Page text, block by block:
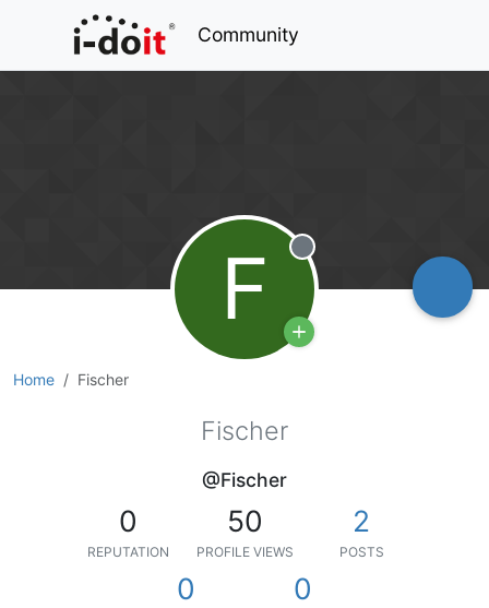
Community
Home Fischer
F Offline
Fischer
@Fischer
0
REPUTATION
50
PROFILE VIEWS
2
POSTS
0 0